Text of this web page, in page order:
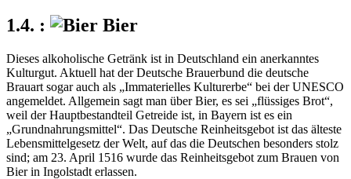
Bier
Dieses alkoholische Getränk ist in Deutschland ein anerkanntes
Kulturgut. Aktuell hat der Deutsche Brauerbund die deutsche
Brauart sogar auch als
Immaterielles Kulturerbe
bei der UNESCO
angemeldet. Allgemein sagt man über Bier, es sei
flüssiges Brot ,
weil der Hauptbestandteil Getreide ist, in Bayern ist es ein
Grundnahrungsmittel . Das Deutsche Reinheitsgebot ist das älteste
Lebensmittelgesetz der Welt, auf das die Deutschen besonders stolz
sind; am 23. April 1516 wurde das Reinheitsgebot zum Brauen von
Bier in Ingolstadt erlassen.